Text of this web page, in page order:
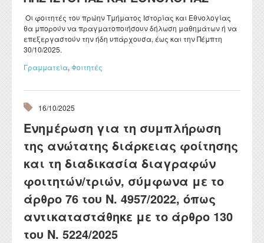
Οι φοιτητές του πρώην Τμήματος Ιστορίας και Εθνολογίας
θα μπορούν να πραγματοποιήσουν δήλωση μαθημάτων ή να
επεξεργαστούν την ήδη υπάρχουσα, έως και την Πέμπτη
30/10/2025.
Γραμματεία, Φοιτητές
16/10/2025
Ενημέρωση για τη συμπλήρωση
της ανώτατης διάρκειας φοίτησης
και τη διαδικασία διαγραφών
φοιτητών/τριών, σύμφωνα με το
άρθρο 76 του Ν. 4957/2022, όπως
αντικαταστάθηκε με το άρθρο 130
του Ν. 5224/2025